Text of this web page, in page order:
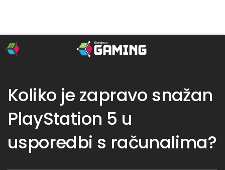
Koliko je zapravo snažan
PlayStation 5 u
usporedbi s računalima?